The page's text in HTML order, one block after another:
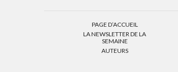
PAGE D’ACCUEIL
LA NEWSLETTER DE LA
SEMAINE
AUTEURS